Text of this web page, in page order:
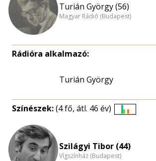
Turián György (56)
Magyar Rádió (Budapest)
Rádióra alkalmazó:
Turián György
Színészek:(4 fő, átl. 46 év)
nagyítása
Szilágyi Tibor (44)
Vígszínház (Budapest)